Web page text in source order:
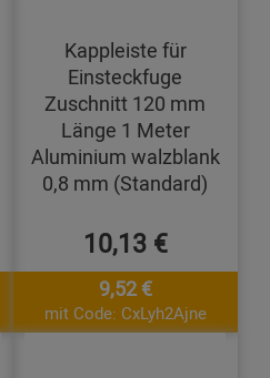
Kappleiste für
Einsteckfuge
Zuschnitt 120 mm
Länge 1 Meter
Aluminium walzblank
0,8 mm (Standard)
10,13 €
9,52 €
mit Code: CxLyh2Ajne